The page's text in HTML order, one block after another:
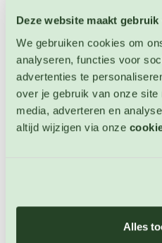
Deze website maakt
We gebruiken cookies om
analyseren, functies voor
advertenties te
over je gebruik van onze
media, adverteren en
altijd wijzigen via onze
Alles
Aubergine Violetta
Aubergine zaden
Artikelnummer: BIO-
€ 4,30